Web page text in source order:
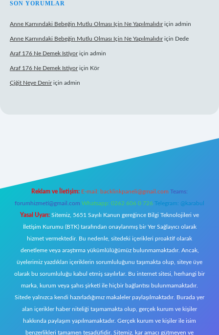
SON YORUMLAR
Anne Karnındaki Bebeğin Mutlu Olması Için Ne Yapılmalıdıriçin admin
Anne Karnındaki Bebeğin Mutlu Olması Için Ne Yapılmalıdıriçin Dede
Araf 176 Ne Demek Istiyoriçin admin
Araf 176 Ne Demek Istiyoriçin Kör
Çiğit Neye Deniriçin admin
Reklam ve İletişim: E-mail: backlinkpaneli@gmail.com Teams:
forumhizmeti@gmail.com Whatsapp: 0262 606 0 726 Telegram: @karabul
Yasal Uyarı: Sitemiz, 5651 Sayılı Kanun gereğince Bilgi Teknolojileri ve
İletişim Kurumu (BTK) tarafından onaylanmış bir Yer Sağlayıcı olarak
hizmet vermektedir. Bu nedenle, sitedeki içerikleri proaktif olarak
denetleme veya araştırma yükümlülüğümüz bulunmamaktadır. Ancak,
üyelerimiz yazdıkları içeriklerin sorumluluğunu taşımakta olup, siteye üye
olarak bu sorumluluğu kabul etmiş sayılırlar. Bu internet sitesi, herhangi bir
marka, kurum veya şahıs şirketi ile hiçbir bağlantısı bulunmamaktadır.
Sitede yalnızca kendi hazırladığımız makaleler paylaşılmaktadır. Burada yer
alan içerikler haber niteliği taşımamakta olup, gerçek kurum ve kişiler
hakkında paylaşım yapılmamaktadır. Gerçek kurum ve kişiler ile isim
benzerlikleri tamamen tesadüfidir. Sitemiz, kar amacı gütmeyen ve